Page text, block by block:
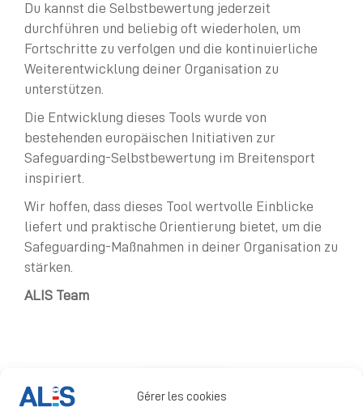
Gérer les cookies
Du kannst die Selbstbewertung jederzeit
durchführen und beliebig oft wiederholen, um
Fortschritte zu verfolgen und die kontinuierliche
Weiterentwicklung deiner Organisation zu
unterstützen.
Die Entwicklung dieses Tools wurde von
bestehenden europäischen Initiativen zur
Safeguarding-Selbstbewertung im Breitensport
inspiriert.
Wir hoffen, dass dieses Tool wertvolle Einblicke
liefert und praktische Orientierung bietet, um die
Safeguarding-Maßnahmen in deiner Organisation zu
stärken.
ALIS Team